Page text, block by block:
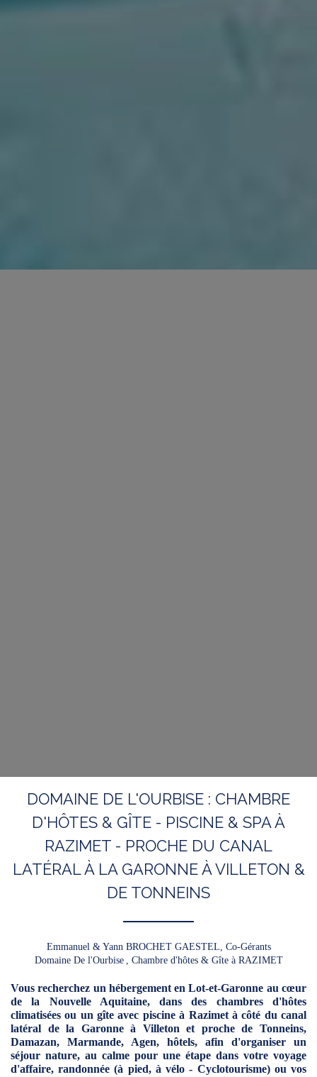
DOMAINE DE L'OURBISE : CHAMBRE
D'HÔTES & GÎTE - PISCINE & SPA À
RAZIMET - PROCHE DU CANAL
LATÉRAL À LA GARONNE À VILLETON &
DE TONNEINS
Emmanuel & Yann BROCHET GAESTEL, Co-Gérants
Domaine De l'Ourbise
, Chambre d'hôtes & Gîte à RAZIMET
Vous recherchez un hébergement en Lot-et-Garonne au cœur
de la Nouvelle Aquitaine, dans des chambres d'hôtes
climatisées ou un gîte avec piscine à Razimet à côté du canal
latéral de la Garonne à Villeton et proche de Tonneins,
Damazan, Marmande, Agen, hôtels, afin d'organiser un
séjour nature, au calme pour une étape dans votre voyage
d'affaire, randonnée (à pied, à vélo - Cyclotourisme) ou vos